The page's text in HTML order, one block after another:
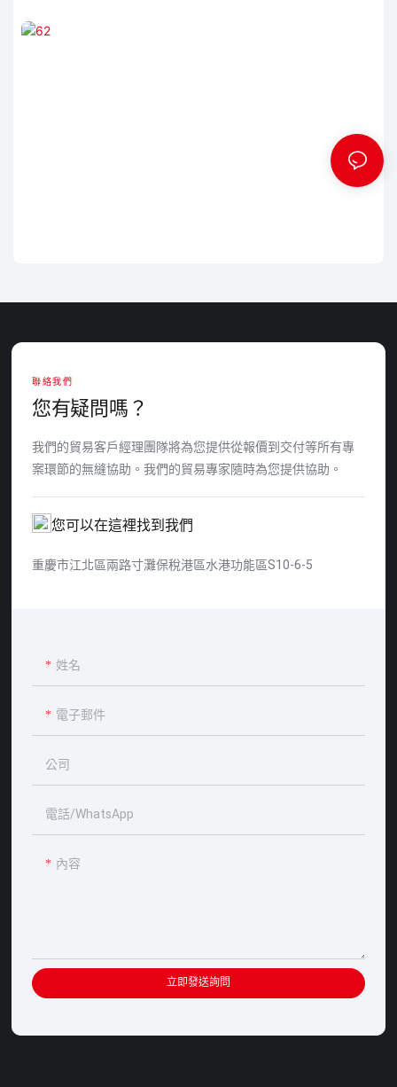
聯絡我們
您有疑問嗎？
我們的貿易客戶經理團隊將為您提供從報價到交付等所有專
案環節的無縫協助。我們的貿易專家隨時為您提供協助。
您可以在這裡找到我們
重慶市江北區兩路寸灘保稅港區水港功能區S10-6-5
姓名
電子郵件
公司
電話/WhatsApp
內容
立即發送詢問